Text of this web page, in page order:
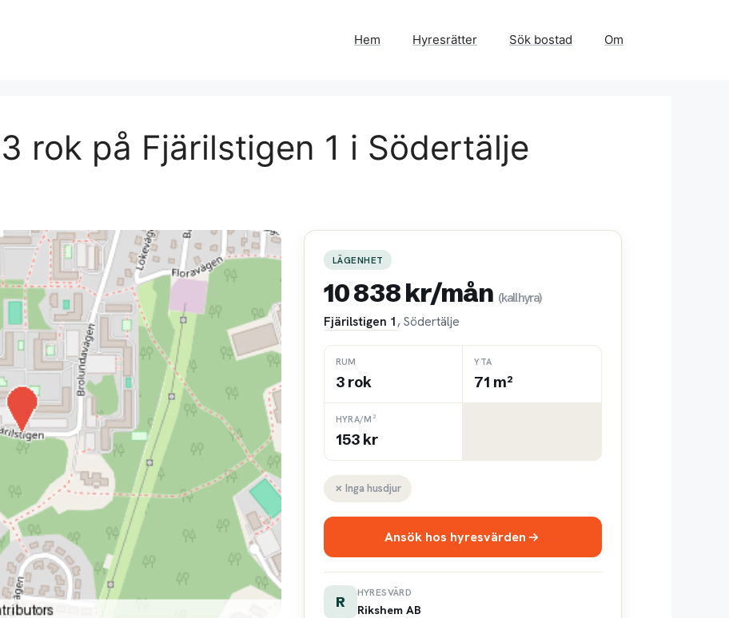
Hem Hyresrätter Sök bostad Om
rok på Fjärilstigen 1 i Södertälje
LÄGENHET
10 838 kr/mån (kallhyra)
Fjärilstigen 1, Södertälje
RUM
3 rok
YTA
71 m²
HYRA/M²
153 kr
✗ Inga husdjur
Ansök hos hyresvärden
R
HYRESVÄRD
Rikshem AB